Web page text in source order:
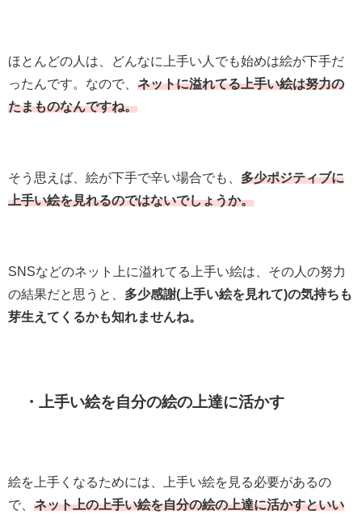
ほとんどの人は、どんなに上手い人でも始めは絵が下手だ
ったんです。なので、 ネットに溢れてる上手い絵は努力の
たまものなんですね。
そう思えば、絵が下手で辛い場合でも、 多少ポジティブに
上手い絵を見れるのではないでしょうか。
SNSなどのネット上に溢れてる上手い絵は、その人の努力
の結果だと思うと、 多少感謝(上手い絵を見れて)の気持ちも
芽生えてくるかも知れませんね。
・上手い絵を自分の絵の上達に活かす
絵を上手くなるためには、上手い絵を見る必要があるの
で、 ネット上の上手い絵を自分の絵の上達に活かすといい